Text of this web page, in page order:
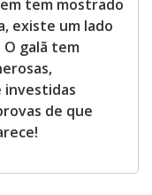
tem mostrado
existe um lado
galã tem
investidas
de que